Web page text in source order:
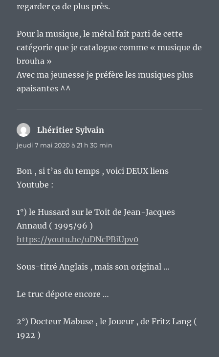
regarder ça de plus près.
Pour la musique, le métal fait parti de cette
catégorie que je catalogue comme « musique de
brouha »
Avec ma jeunesse je préfère les musiques plus
apaisantes ^^
Lhéritier Sylvain
jeudi 7 mai 2020 à 21 h 30 min
Bon , si t’as du temps , voici DEUX liens
Youtube :
1°) le Hussard sur le Toit de Jean-Jacques
Annaud ( 1995/96 )
https://youtu.be/uDNcPBiUpv0
Sous-titré Anglais , mais son original …
Le truc dépote encore …
2°) Docteur Mabuse , le Joueur , de Fritz Lang (
1922 )